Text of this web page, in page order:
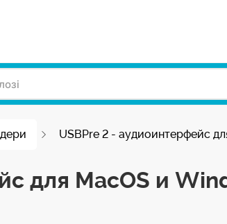
USBPre 2 - аудиоинтерфейс
для MacOS и